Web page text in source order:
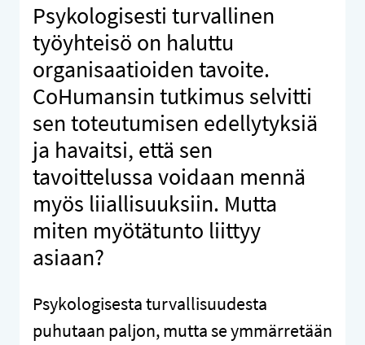
Psykologisesti turvallinen
työyhteisö on haluttu
organisaatioiden tavoite.
CoHumansin tutkimus selvitti
sen toteutumisen edellytyksiä
ja havaitsi, että sen
tavoittelussa voidaan mennä
myös liiallisuuksiin. Mutta
miten myötätunto liittyy
asiaan?
Psykologisesta turvallisuudesta
puhutaan paljon, mutta se ymmärretään